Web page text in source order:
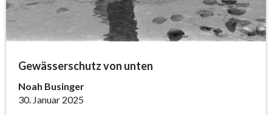
Gewässerschutz von unten
Noah Businger
30. Januar 2025